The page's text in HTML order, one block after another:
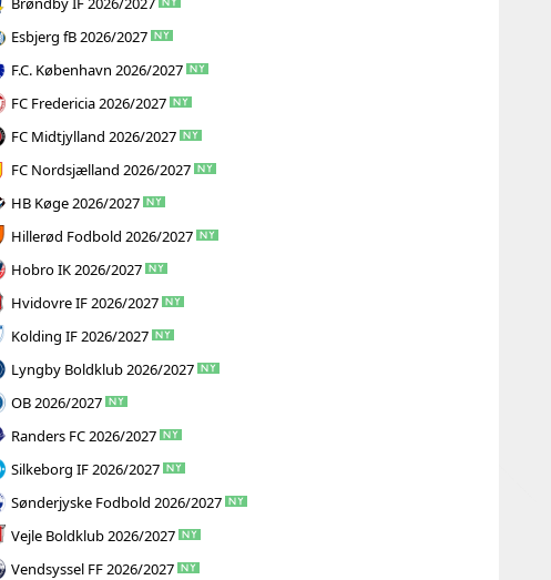
Esbjerg fB 2026/2027
F.C. København 2026/2027
FC Fredericia 2026/2027
FC Midtjylland 2026/2027
FC Nordsjælland 2026/2027
HB Køge 2026/2027
Hillerød Fodbold 2026/2027
Hobro IK 2026/2027
Hvidovre IF 2026/2027
Kolding IF 2026/2027
Lyngby Boldklub 2026/2027
OB 2026/2027
Randers FC 2026/2027
Silkeborg IF 2026/2027
Sønderjyske Fodbold 2026/2027
Vejle Boldklub 2026/2027
Vendsyssel FF 2026/2027